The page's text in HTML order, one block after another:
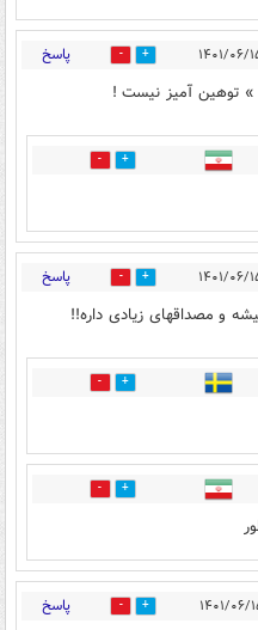
1 پاسخ
» توهين آميز نيست !
0
12 پاسخ
و مصداقهای زیادی داره!!
0
4
2 پاسخ